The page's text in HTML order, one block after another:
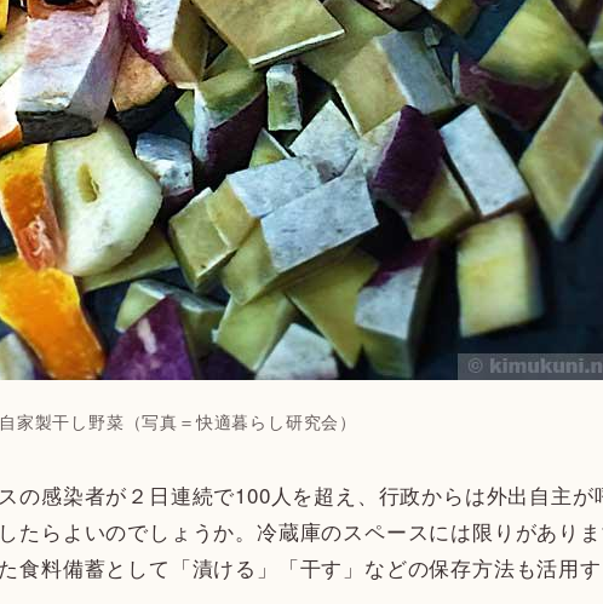
自家製干し野菜（写真＝快適暮らし研究会）
の感染者が２日連続で100人を超え、行政からは外出自主が
たらよいのでしょうか。冷蔵庫のスペースには限りがあり
食料備蓄として「漬ける」「干す」などの保存方法も活用す